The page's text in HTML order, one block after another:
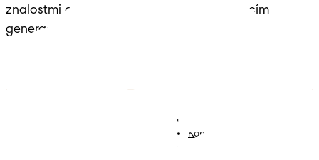
znalostmi a dědictvím předávaným budoucím
generacím.
Kontakt